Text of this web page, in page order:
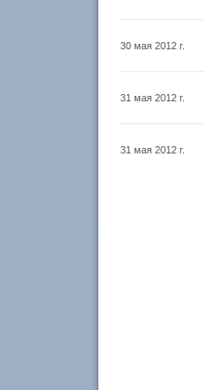
30 мая 2012 г.
31 мая 2012 г.
31 мая 2012 г.